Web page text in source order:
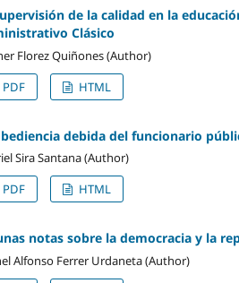
de la calidad en la
Clásico
Florez Quiñones (Author)
PDF
HTML
debida del funcionario
Sira Santana (Author)
PDF
HTML
notas sobre la democracia y la
Alfonso Ferrer Urdaneta (Author)